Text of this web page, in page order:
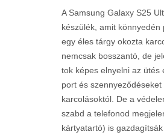
A Samsung Galaxy S25
készülék, amit
egy éles tárgy okozta
nemcsak bosszantó, de
tok képes elnyelni az ütés
port és
karcolásoktól. De a
szabd a telefonod
kártyatartó) is